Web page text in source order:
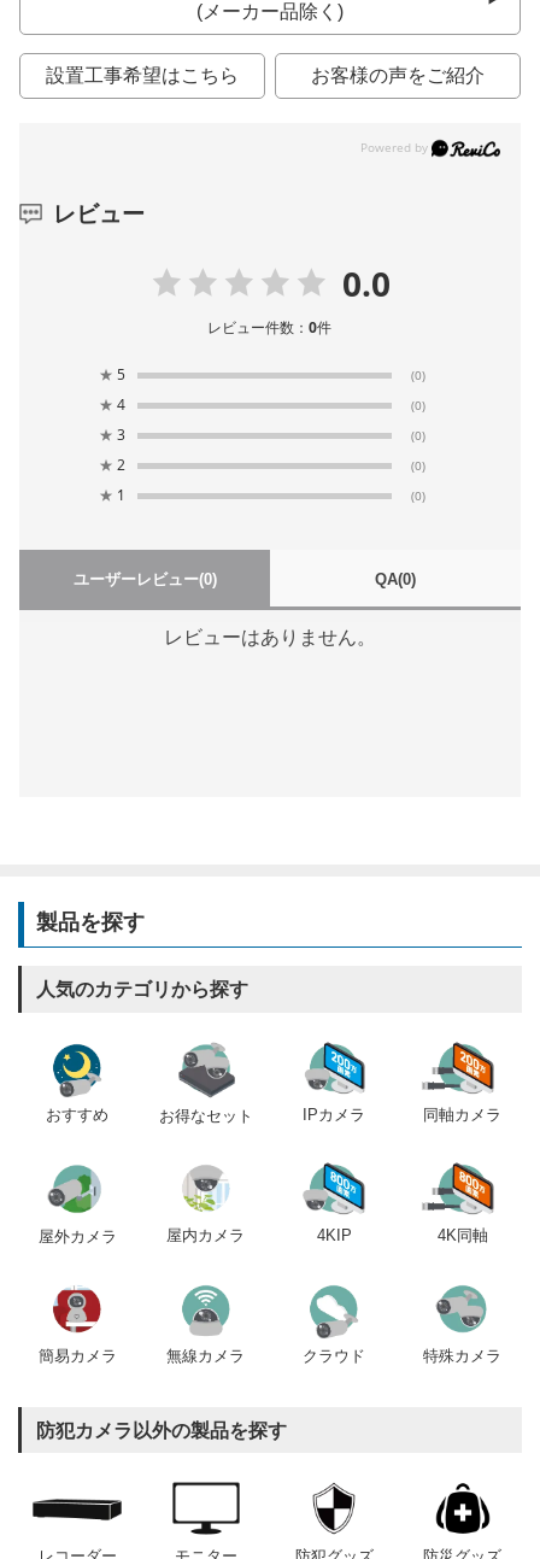
(メーカー品除く)
設置工事希望はこちら お客様の声をご紹介
レビュー
0.0
レビュー件数：0件
★ 5 (0)
★ 4 (0)
★ 3 (0)
★ 2 (0)
★ 1 (0)
ユーザーレビュー(0) QA(0)
レビューはありません。
製品を探す
人気のカテゴリから探す
おすすめ お得なセット IPカメラ 同軸カメラ
屋外カメラ 屋内カメラ 4KIP 4K同軸
簡易カメラ 無線カメラ クラウド 特殊カメラ
防犯カメラ以外の製品を探す